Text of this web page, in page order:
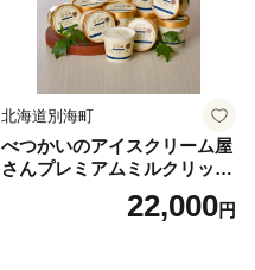
北海道別海町
べつかいのアイスクリーム屋
さんプレミアムミルクリッチ
12個（AP-01）（ 北海道アイ
ス 北海道産アイス アイス ア
22,000円